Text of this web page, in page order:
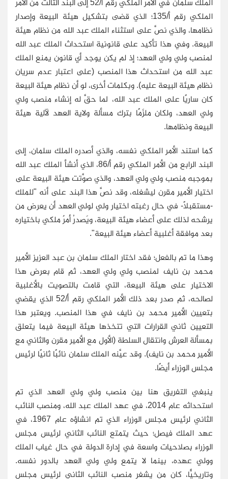
الملك سلمان في الأمر الملكي رقم أ/52 إلى البند الثالث من الأمر
الملكي رقم أ/135؛ الذي قضى بتشكيل هيئة البيعة وإصدار
نظامها، والذي نصَّ على استثناء الملك عبد الله من نظام هيئة
البيعة. وفي هذا تأكيد على قانونية استحداث الملك عبد الله
لمنصب ولي ولي العهد؛ إذ لم يكن يوجد أي قانون يمنع الملك
عبد الله من استحداث هذا المنصب (على اعتبار عدم سريان
نظام هيئة البيعة عليه). وبكلمات أخرى، لو أن نظام هيئة البيعة
كان ساريًا على الملك عبد الله، لما حقَّ له إنشاء منصب ولي
ولي العهد، ولكان ملزَمًا بترك مسألة ولاية العهد لآلية هيئة
البيعة ونظامها.
كما استند الأمر الملكي نفسه، والذي أصدره الملك سلمان، إلى
البند الرابع من الأمر الملكي رقم أ/86، الذي أنشأ الملك عبد الله
بموجبه منصب ولي ولي العهد، والذي صوَّتت هيئة البيعة على
اختيار الأمير مقرن ليشغله، وقد نصَّ هذا البند على أنه "للملك
-مستقبلاً- في حال رغبته اختيار ولي لولي العهد أن يعرض من
يرشحه لذلك على أعضاء هيئة البيعة، ويَصدرُ أمرٌ ملكي باختياره
بعد موافقة أغلبية أعضاء هيئة البيعة".
وهذا ما تم بالفعل؛ فقد اختار الملك سلمان بن عبد العزيز الأمير
محمد بن نايف لمنصب ولي ولي العهد، ثم قام بعرض هذا
الاختيار على هيئة البيعة، التي قامت بالتصويت بالأغلبية
لصالحه، ثم صدر بعد ذلك الأمر الملكي رقم أ/52 الذي يقضي
بتعيين الأمير محمد بن نايف في هذا المنصب. ويعتبر هذا
التعيين ثاني القرارات التي تتخذها هيئة البيعة فيما يتعلق
بمسألة العرش وانتقال السلطة (الأول مع الأمير مقرن والثاني مع
الأمير محمد بن نايف). وقد عيَّنه الملك سلمان نائبًا ثانيًا لرئيس
مجلس الوزراء أيضًا.
ينبغي التفريق هنا بين منصب ولي ولي العهد الذي تم
استحداثه عام 2014، في عهد الملك عبد الله، ومنصب النائب
الثاني لرئيس مجلس الوزراء الذي تم انشاؤه عام 1967، في
عهد الملك فيصل؛ حيث يتمتع النائب الثاني لرئيس مجلس
الوزراء بصلاحيات واسعة في إدارة الدولة في حال غياب الملك
وولي عهده، بينما لا يتمع ولي ولي العهد بالدور نفسه.
وتاريخيًّا، كان من يشغر منصب النائب الثاني لرئيس مجلس